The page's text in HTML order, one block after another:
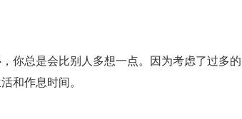
你总是会比别人多想一点。因为考虑了过多的
和作息时间。